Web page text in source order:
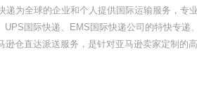
为全球的企业和个人提供国际运输服务，专
国际快递、EMS国际快递公司的特快专递
仓直达派送服务，是针对亚马逊卖家定制的